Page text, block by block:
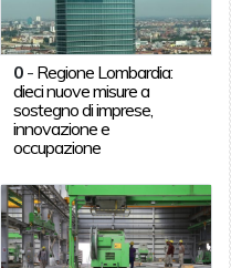
0 - Regione Lombardia:
dieci nuove misure a
sostegno di imprese,
innovazione e
occupazione